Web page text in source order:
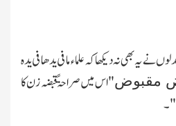
یہ بھی نہ دیکھا کہ علماء مافی یدھا فی یدہ
مقبوض" اس میں صراحۃً قبضہ زن کا
"۔